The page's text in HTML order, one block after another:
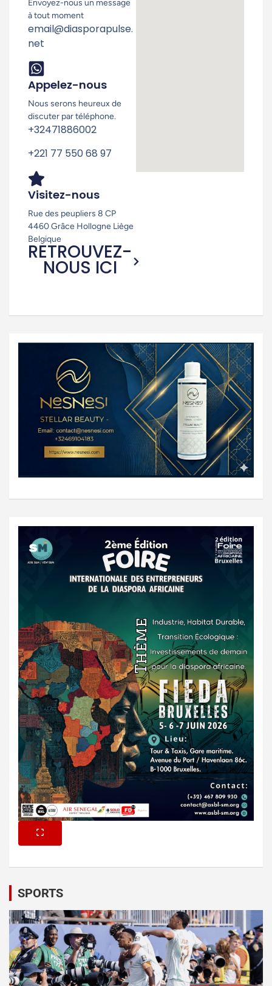
Envoyez-nous un message
à tout moment
email@diasporapulse.
net
Appelez-nous
Nous serons heureux de
discuter par téléphone.
+32471886002
+221 77 550 68 97
Visitez-nous
Rue des peupliers 8 CP
4460 Grâce Hollogne Liège
Belgique
RETROUVEZ-
NOUS ICI
SPORTS